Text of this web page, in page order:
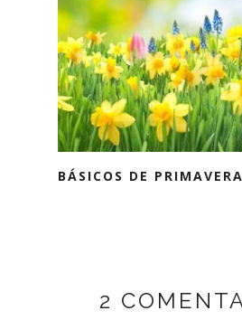
BÁSICOS DE
2